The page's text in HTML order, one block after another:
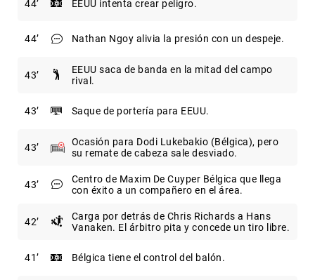
44 EEUU intenta crear peligro.
44 Nathan Ngoy alivia la presión con un despeje.
43
EEUU saca de banda en la mitad del campo
rival.
43 Saque de portería para EEUU.
43
Ocasión para Dodi Lukebakio (Bélgica), pero
su remate de cabeza sale desviado.
43
Centro de Maxim De Cuyper Bélgica que llega
con éxito a un compañero en el área.
42
Carga por detrás de Chris Richards a Hans
Vanaken. El árbitro pita y concede un tiro libre.
41 Bélgica tiene el control del balón.